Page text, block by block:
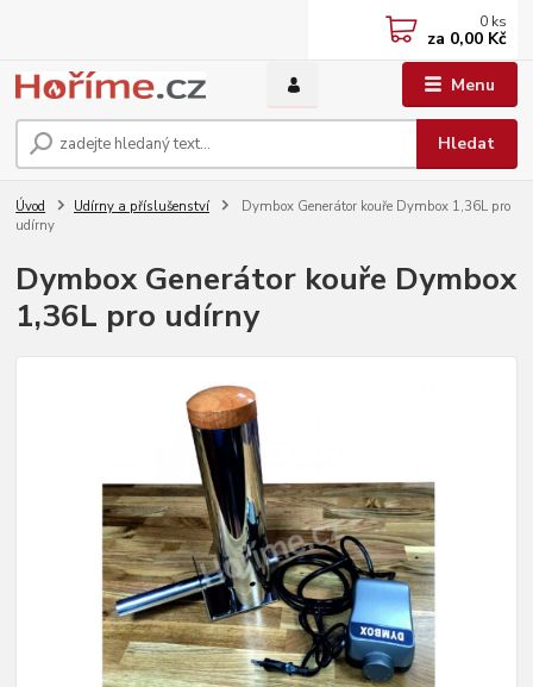
Menu
Hledat
0 ks
za 0,00 Kč
Úvod Udírny a příslušenství
Dymbox Generátor kouře Dymbox 1,36L pro
udírny
Dymbox Generátor kouře Dymbox
1,36L pro udírny